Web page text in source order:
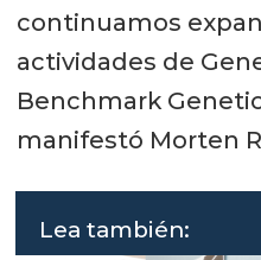
continuamos
actividades de
Benchmark
manifestó Morten
Lea también: